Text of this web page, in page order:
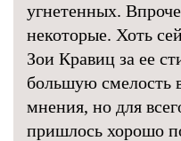
угнетенных.
некоторые. Хоть
Зои Кравиц за ее
большую смелость
мнения, но для
пришлось хорошо